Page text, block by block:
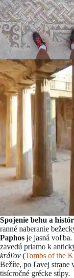
Spojenie behu a
ranné naberanie
Paphos je jasná voľba.
zavedú priamo k
kráľov (Tombs of the
Bežíte, po ľavej strane
tisícročné grécke stĺpy.